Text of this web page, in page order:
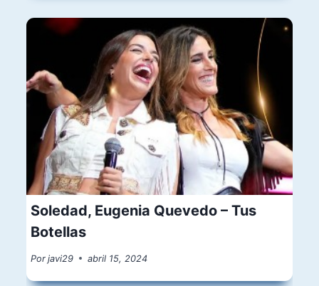
Soledad, Eugenia Quevedo – Tus
Botellas
Por javi29 abril 15, 2024